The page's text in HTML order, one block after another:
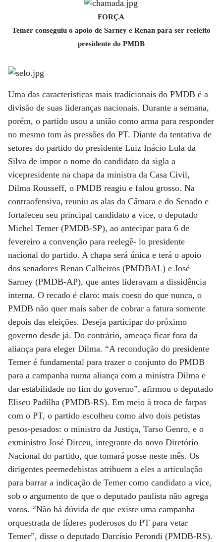
FORÇA
Temer conseguiu o apoio de Sarney e Renan para ser reeleito
presidente do PMDB
Uma das características mais tradicionais do PMDB é a
divisão de suas lideranças nacionais. Durante a semana,
porém, o partido usou a união como arma para responder
no mesmo tom às pressões do PT. Diante da tentativa de
setores do partido do presidente Luiz Inácio Lula da
Silva de impor o nome do candidato da sigla a
vicepresidente na chapa da ministra da Casa Civil,
Dilma Rousseff, o PMDB reagiu e falou grosso. Na
contraofensiva, reuniu as alas da Câmara e do Senado e
fortaleceu seu principal candidato a vice, o deputado
Michel Temer (PMDB-SP), ao antecipar para 6 de
fevereiro a convenção para reelegê- lo presidente
nacional do partido. A chapa será única e terá o apoio
dos senadores Renan Calheiros (PMDBAL) e José
Sarney (PMDB-AP), que antes lideravam a dissidência
interna. O recado é claro: mais coeso do que nunca, o
PMDB não quer mais saber de cobrar a fatura somente
depois das eleições. Deseja participar do próximo
governo desde já. Do contrário, ameaça ficar fora da
aliança para eleger Dilma. “A recondução do presidente
Temer é fundamental para trazer o conjunto do PMDB
para a campanha numa aliança com a ministra Dilma e
dar estabilidade no fim do governo”, afirmou o deputado
Eliseu Padilha (PMDB-RS). Em meio à troca de farpas
com o PT, o partido escolheu como alvo dois petistas
pesos-pesados: o ministro da Justiça, Tarso Genro, e o
exministro José Dirceu, integrante do novo Diretório
Nacional do partido, que tomará posse neste mês. Os
dirigentes peemedebistas atribuem a eles a articulação
para barrar a indicação de Temer como candidato a vice,
sob o argumento de que o deputado paulista não agrega
votos. “Não há dúvida de que existe uma campanha
orquestrada de líderes poderosos do PT para vetar
Temer”, disse o deputado Darcísio Perondi (PMDB-RS).